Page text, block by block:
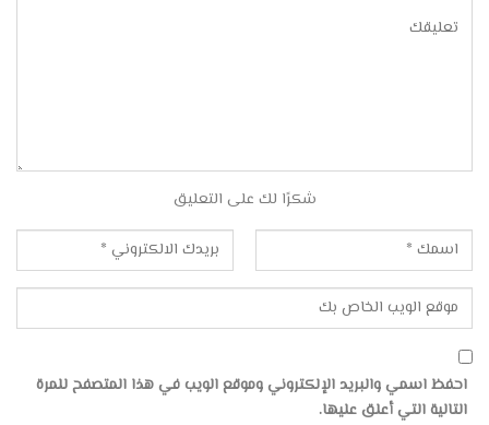
شكرًا لك على التعليق
احفظ اسمي والبريد الإلكتروني وموقع الويب في هذا المتصفح للمرة
التالية التي أعلق عليها.